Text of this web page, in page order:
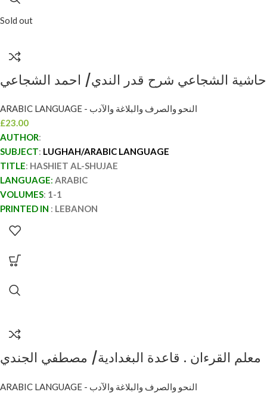
Sold out
حاشية الشجاعي شرح قدر الندي/ احمد الشجاعي
ARABIC LANGUAGE - النحو والصرف والبلاغة والآدب
£23.00
AUTHOR:
SUBJECT: LUGHAH/ARABIC LANGUAGE
TITLE: HASHIET AL-SHUJAE
LANGUAGE: ARABIC
VOLUMES: 1-1
PRINTED IN : LEBANON
معلم القرءان . قاعدة البغدادية/ مصطفي الجندي
ARABIC LANGUAGE - النحو والصرف والبلاغة والآدب